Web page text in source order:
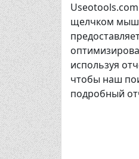
щелчком
используя
чтобы наш
подробный